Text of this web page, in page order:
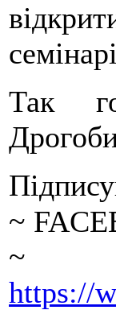
Так
~
~
https://